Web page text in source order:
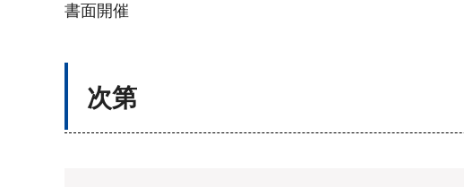
書面開催
次第